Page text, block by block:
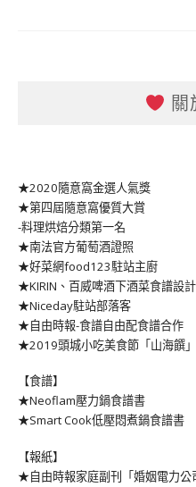
關
★2020隨意窩金選人氣獎
★第四屆隨意窩優質大賞
-料理烘焙分類第一名
★南法官方葡萄酒證照
★好菜網food123駐站主廚
★KIRIN、百威啤酒下酒菜食譜設計
★Niceday駐站部落客
★自由時報-食譜自由配食譜合作
★2019頭城小吃美食節「山海饌
【食譜】
★Neoflam壓力鍋食譜書
★Smart Cook低壓悶煮鍋食譜書
【報紙】
★自由時報家庭副刊「婚姻電力公